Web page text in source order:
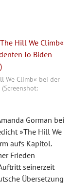
We Climb« bei der
Gorman bei
»The Hill We
aufs Kapitol.
Frieden
seinerzeit
Übersetzung